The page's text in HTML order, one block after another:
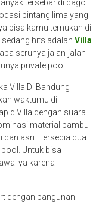
tersebar di dago .
bintang lima yang
bisa kamu temukan di
hits adalah Villa
serunya jalan-jalan
private pool.
Villa Di Bandung
waktumu di
diVilla dengan suara
material bambu
asri. Tersedia dua
Untuk bisa
ya karena
dengan bangunan